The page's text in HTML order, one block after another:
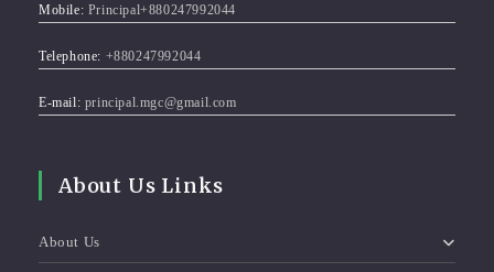
Mobile: Principal+880247992044
Telephone: +880247992044
E-mail: principal.mgc@gmail.com
About Us Links
About Us